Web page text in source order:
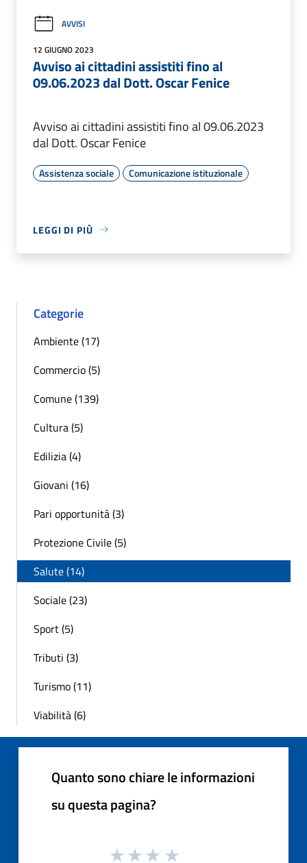
AVVISI
12 GIUGNO 2023
Avviso ai cittadini assistiti fino al
09.06.2023 dal Dott. Oscar Fenice
Avviso ai cittadini assistiti fino al 09.06.2023
dal Dott. Oscar Fenice
Assistenza sociale Comunicazione istituzionale
LEGGI DI PIÙ
Categorie
Ambiente (17)
Commercio (5)
Comune (139)
Cultura (5)
Edilizia (4)
Giovani (16)
Pari opportunità (3)
Protezione Civile (5)
Salute (14)
Sociale (23)
Sport (5)
Tributi (3)
Turismo (11)
Viabilità (6)
Quanto sono chiare le informazioni
su questa pagina?